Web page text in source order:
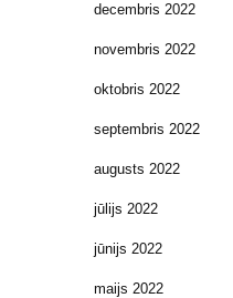
decembris 2022
novembris 2022
oktobris 2022
septembris 2022
augusts 2022
jūlijs 2022
jūnijs 2022
maijs 2022